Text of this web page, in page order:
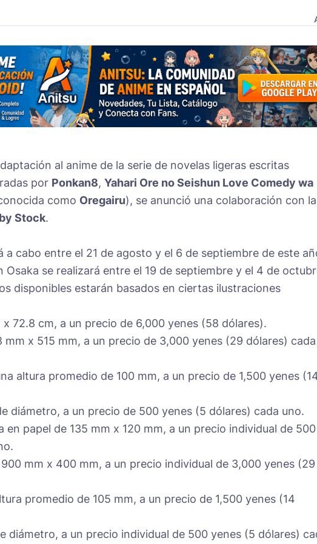
al anime de la serie de novelas ligeras escritas
por Ponkan8, Yahari Ore no Seishun Love Comedy wa
como Oregairu), se anunció una colaboración con la
Stock.
a cabo entre el 21 de agosto y el 6 de septiembre de este
Osaka se realizará entre el 19 de septiembre y el 4 de
disponibles estarán basados en ciertas ilustraciones
72.8 cm, a un precio de 6,000 yenes (58 dólares).
mm x 515 mm, a un precio de 3,000 yenes (29 dólares) cada
altura promedio de 100 mm, a un precio de 1,500 yenes
diámetro, a un precio de 500 yenes (5 dólares) cada uno.
en papel de 135 mm x 120 mm, a un precio individual de 500
mm x 400 mm, a un precio individual de 3,000 yenes (29
promedio de 105 mm, a un precio de 1,500 yenes (14
diámetro, a un precio individual de 500 yenes (5 dólares)